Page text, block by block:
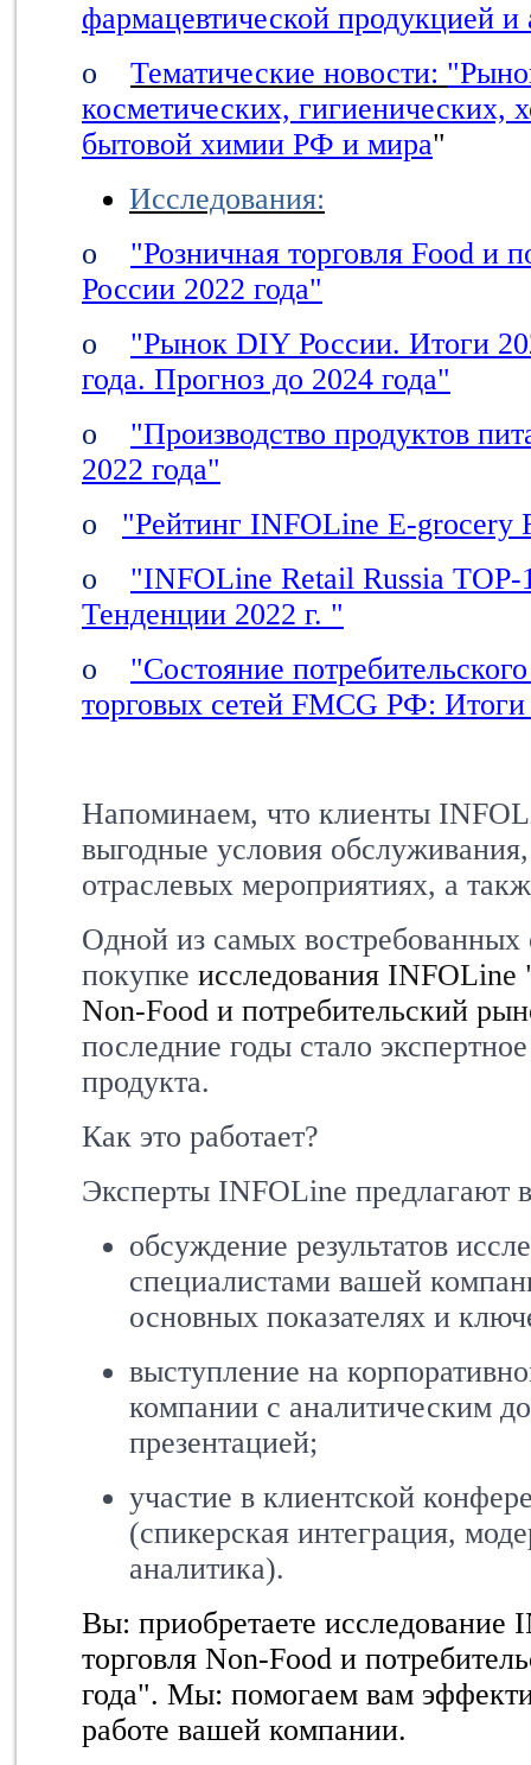
фармацевтической продукцией
o Тематические новости:
косметических, гигиенических,
бытовой химии РФ и мира"
Исследования:
o "Розничная торговля Food и
России 2022 года"
o "Рынок DIY России. Итоги
года. Прогноз до 2024 года"
o "Производство продуктов
2022 года"
o "Рейтинг INFOLine E-grocery
o "INFOLine Retail Russia ТOP-
Тенденции 2022 г. "
o "Состояние
торговых сетей FMCG РФ: Итоги
Напоминаем, что клиенты
выгодные условия
отраслевых мероприятиях, а
Одной из самых
покупке исследования INFOLine
Non-Food и потребительский
последние годы стало
продукта.
Как это работает?
Эксперты INFOLine предлагают
обсуждение результатов
специалистами вашей
основных показателях и
выступление на
компании с аналитическим
презентацией;
участие в клиентской
(спикерская интеграция,
аналитика).
Вы: приобретаете исследование
торговля Non-Food и
года". Мы: помогаем вам
работе вашей компании.